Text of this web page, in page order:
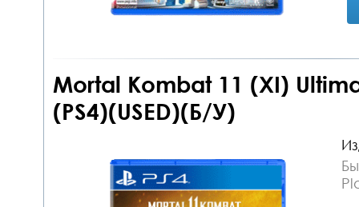
Mortal Kombat 11 (XI)
(PS4)(USED)(Б/У)